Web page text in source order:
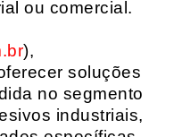
ou comercial.
),
soluções
no segmento
industriais,